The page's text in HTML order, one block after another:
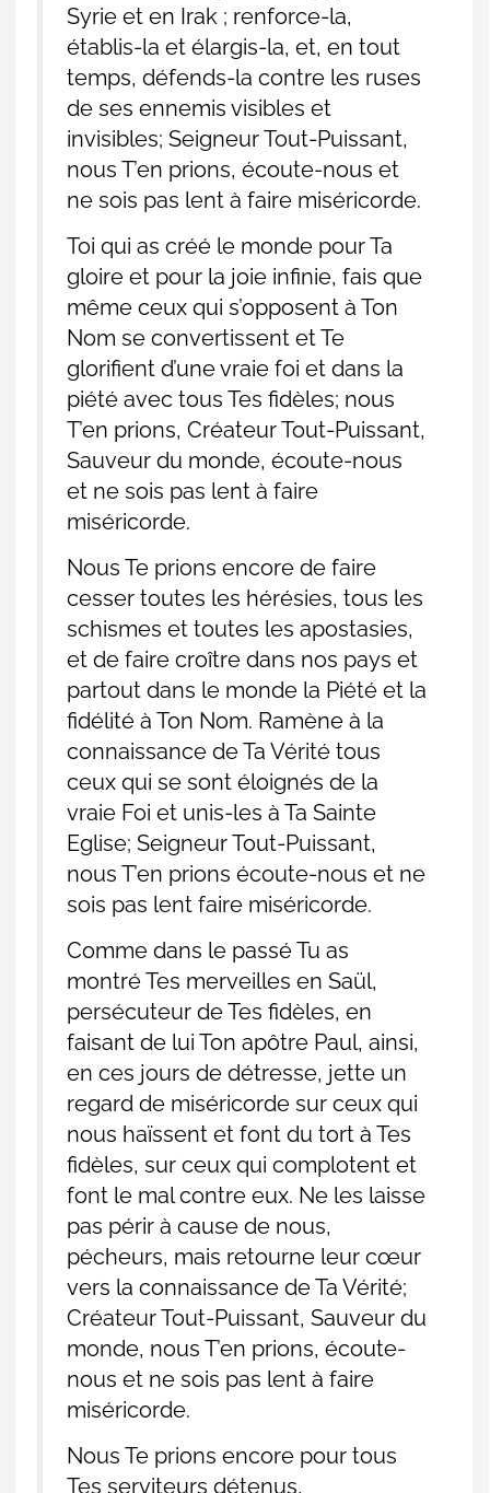
Syrie et en Irak ; renforce-la,
établis-la et élargis-la, et, en tout
temps, défends-la contre les ruses
de ses ennemis visibles et
invisibles; Seigneur Tout-Puissant,
nous T’en prions, écoute-nous et
ne sois pas lent à faire miséricorde.
Toi qui as créé le monde pour Ta
gloire et pour la joie infinie, fais que
même ceux qui s’opposent à Ton
Nom se convertissent et Te
glorifient d’une vraie foi et dans la
piété avec tous Tes fidèles; nous
T’en prions, Créateur Tout-Puissant,
Sauveur du monde, écoute-nous
et ne sois pas lent à faire
miséricorde.
Nous Te prions encore de faire
cesser toutes les hérésies, tous les
schismes et toutes les apostasies,
et de faire croître dans nos pays et
partout dans le monde la Piété et la
fidélité à Ton Nom. Ramène à la
connaissance de Ta Vérité tous
ceux qui se sont éloignés de la
vraie Foi et unis-les à Ta Sainte
Eglise; Seigneur Tout-Puissant,
nous T’en prions écoute-nous et ne
sois pas lent faire miséricorde.
Comme dans le passé Tu as
montré Tes merveilles en Saül,
persécuteur de Tes fidèles, en
faisant de lui Ton apôtre Paul, ainsi,
en ces jours de détresse, jette un
regard de miséricorde sur ceux qui
nous haïssent et font du tort à Tes
fidèles, sur ceux qui complotent et
font le mal contre eux. Ne les laisse
pas périr à cause de nous,
pécheurs, mais retourne leur cœur
vers la connaissance de Ta Vérité;
Créateur Tout-Puissant, Sauveur du
monde, nous T’en prions, écoute-
nous et ne sois pas lent à faire
miséricorde.
Nous Te prions encore pour tous
Tes serviteurs détenus,